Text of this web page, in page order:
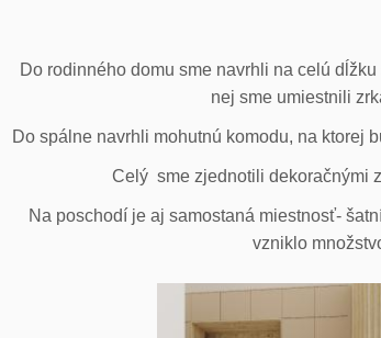
Do rodinného domu sme navrhli na celú
nej sme umiestnili
Do spálne navrhli mohutnú komodu, na ktorej
Celý sme zjednotili dekoračnými
Na poschodí je aj samostaná miestnosť-
vzniklo